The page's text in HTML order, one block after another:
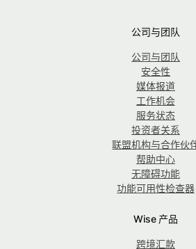
公司与团队
公司与团队
安全性
媒体报道
工作机会
服务状态
投资者关系
联盟机构与合作伙
帮助中心
无障碍功能
功能可用性检查器
Wise 产品
跨境汇款